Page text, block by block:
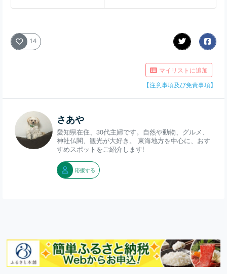
14
マイリストに追加
【注意事項及び免責事項】
さあや
愛知県在住、30代主婦です。自然や動物、グルメ、
神社仏閣、観光が大好き。 東海地方を中心に、おす
すめスポットをご紹介します!
応援する